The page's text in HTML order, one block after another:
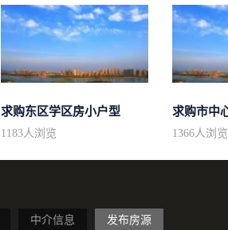
求购东区学区房小户型
1183人浏览 1366人浏览
中介信息 发布房源